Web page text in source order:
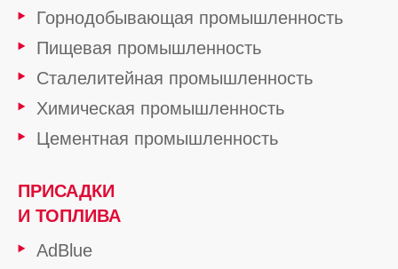
Горнодобывающая промышленность
Пищевая промышленность
Сталелитейная промышленность
Химическая промышленность
Цементная промышленность
ПРИСАДКИ
И ТОПЛИВА
AdBlue